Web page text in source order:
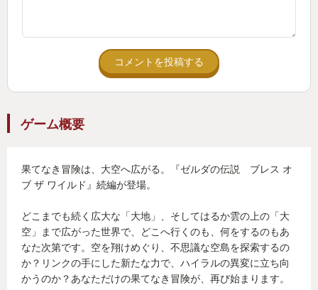
コメントを投稿する
ゲーム概要
果てなき冒険は、大空へ広がる。『ゼルダの伝説 ブレス オ
ブ ザ ワイルド』続編が登場。
どこまでも続く広大な「大地」、そしてはるか雲の上の「大
空」まで広がった世界で、どこへ行くのも、何をするのもあ
なた次第です。空を翔けめぐり、不思議な空島を探索するの
か？リンクの手にした新たな力で、ハイラルの異変に立ち向
かうのか？あなただけの果てなき冒険が、再び始まります。